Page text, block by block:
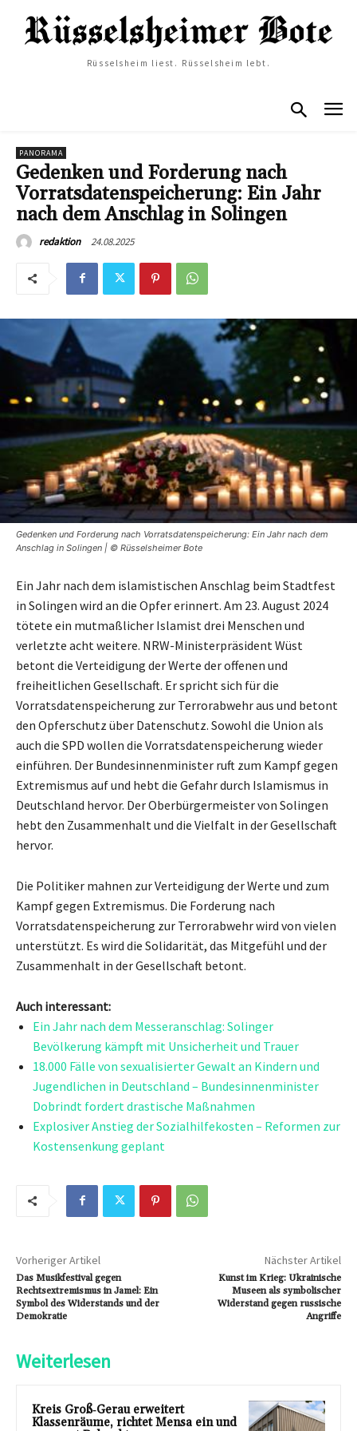
Rüsselsheim liest. Rüsselsheim lebt.
PANORAMA
Gedenken und Forderung nach
Vorratsdatenspeicherung: Ein Jahr
nach dem Anschlag in Solingen
redaktion 24.08.2025
Gedenken und Forderung nach Vorratsdatenspeicherung: Ein Jahr nach dem
Anschlag in Solingen | © Rüsselsheimer Bote
Ein Jahr nach dem islamistischen Anschlag beim Stadtfest
in Solingen wird an die Opfer erinnert. Am 23. August 2024
tötete ein mutmaßlicher Islamist drei Menschen und
verletzte acht weitere. NRW-Ministerpräsident Wüst
betont die Verteidigung der Werte der offenen und
freiheitlichen Gesellschaft. Er spricht sich für die
Vorratsdatenspeicherung zur Terrorabwehr aus und betont
den Opferschutz über Datenschutz. Sowohl die Union als
auch die SPD wollen die Vorratsdatenspeicherung wieder
einführen. Der Bundesinnenminister ruft zum Kampf gegen
Extremismus auf und hebt die Gefahr durch Islamismus in
Deutschland hervor. Der Oberbürgermeister von Solingen
hebt den Zusammenhalt und die Vielfalt in der Gesellschaft
hervor.
Die Politiker mahnen zur Verteidigung der Werte und zum
Kampf gegen Extremismus. Die Forderung nach
Vorratsdatenspeicherung zur Terrorabwehr wird von vielen
unterstützt. Es wird die Solidarität, das Mitgefühl und der
Zusammenhalt in der Gesellschaft betont.
Auch interessant:
Ein Jahr nach dem Messeranschlag: Solinger
Bevölkerung kämpft mit Unsicherheit und Trauer
18.000 Fälle von sexualisierter Gewalt an Kindern und
Jugendlichen in Deutschland – Bundesinnenminister
Dobrindt fordert drastische Maßnahmen
Explosiver Anstieg der Sozialhilfekosten – Reformen zur
Kostensenkung geplant
Vorheriger Artikel
Das Musikfestival gegen
Rechtsextremismus in Jamel: Ein
Symbol des Widerstands und der
Demokratie
Nächster Artikel
Kunst im Krieg: Ukrainische
Museen als symbolischer
Widerstand gegen russische
Angriffe
Weiterlesen
Kreis Groß‑Gerau erweitert
Klassenräume, richtet Mensa ein und